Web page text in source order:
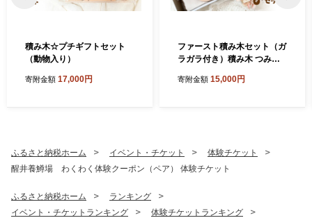
積み木☆プチギフトセット
（動物入り）
寄附金額 17,000円
ファースト積み木セット（ガ
ラガラ付き）積み木 つみき
り おもちゃ 知育 玩具 無垢
寄附金額 15,000円
ふるさと納税ホーム イベント・チケット
体験チケット
醒井養鱒場 わくわく体験クーポン（ペア） 体験チケット
ふるさと納税ホーム
ランキング
イベント・チケットランキング
体験チケットランキング